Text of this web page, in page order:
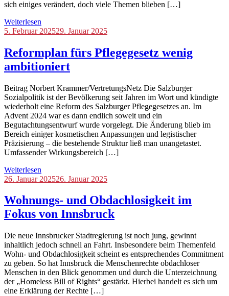
sich einiges verändert, doch viele Themen blieben […]
Weiterlesen
Blog
5. Februar 202529. Januar 2025
Reformplan fürs Pflegegesetz wenig
ambitioniert
Beitrag Norbert Krammer/VertretungsNetz Die Salzburger
Sozialpolitik ist der Bevölkerung seit Jahren im Wort und kündigte
wiederholt eine Reform des Salzburger Pflegegesetzes an. Im
Advent 2024 war es dann endlich soweit und ein
Begutachtungsentwurf wurde vorgelegt. Die Änderung blieb im
Bereich einiger kosmetischen Anpassungen und legistischer
Präzisierung – die bestehende Struktur ließ man unangetastet.
Umfassender Wirkungsbereich […]
Weiterlesen
Blog
26. Januar 202526. Januar 2025
Wohnungs- und Obdachlosigkeit im
Fokus von Innsbruck
Die neue Innsbrucker Stadtregierung ist noch jung, gewinnt
inhaltlich jedoch schnell an Fahrt. Insbesondere beim Themenfeld
Wohn- und Obdachlosigkeit scheint es entsprechendes Commitment
zu geben. So hat Innsbruck die Menschenrechte obdachloser
Menschen in den Blick genommen und durch die Unterzeichnung
der „Homeless Bill of Rights“ gestärkt. Hierbei handelt es sich um
eine Erklärung der Rechte […]